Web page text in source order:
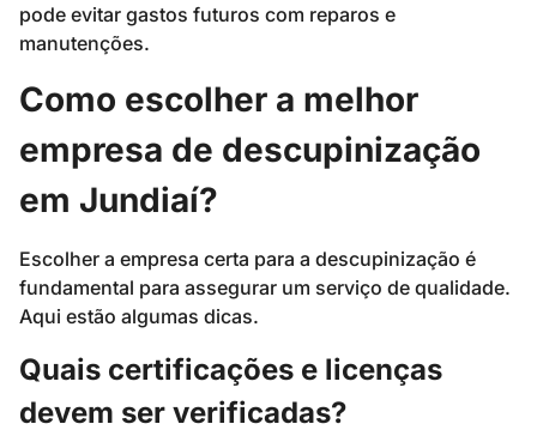
pode evitar gastos futuros com reparos e
manutenções.
Como escolher a melhor
empresa de descupinização
em Jundiaí?
Escolher a empresa certa para a descupinização é
fundamental para assegurar um serviço de qualidade.
Aqui estão algumas dicas.
Quais certificações e licenças
devem ser verificadas?